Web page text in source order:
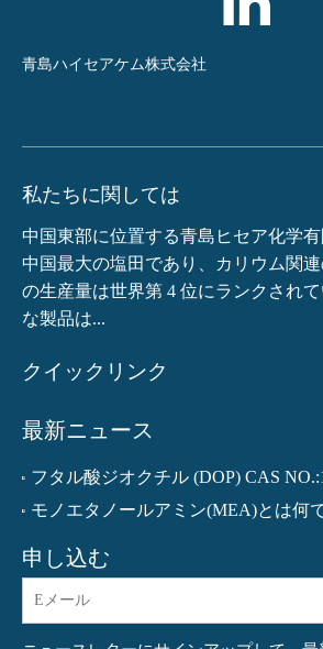
青島ハイセアケム株式会社
私たちに関しては
中国東部に位置する青島ヒセア化学有
中国最大の塩田であり、カリウム関
の生産量は世界第 4 位にランクされ
な製品は...
クイックリンク
最新ニュース
フタル酸ジオクチル (DOP) CAS
モノエタノールアミン(MEA)とは何
申し込む